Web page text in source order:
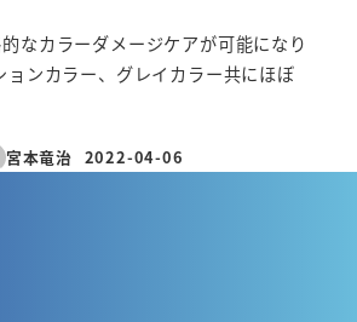
なカラーダメージケアが可能になり
ョンカラー、グレイカラー共にほぼ
宮本竜治
投稿日
2022-04-06